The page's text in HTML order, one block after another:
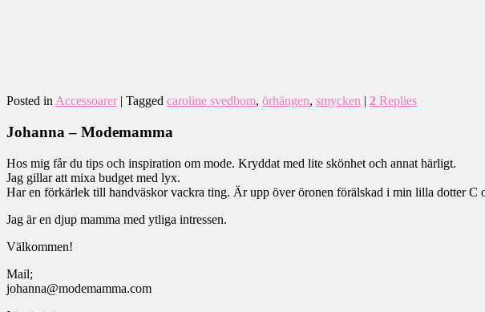
Posted in Accessoarer | Tagged caroline svedbom, örhängen, smycken | 2 Replies
Johanna – Modemamma
Hos mig får du tips och inspiration om mode. Kryddat med lite skönhet och annat härligt.
Jag gillar att mixa budget med lyx.
Har en förkärlek till handväskor vackra ting. Är upp över öronen förälskad i min lilla dotter C
Jag är en djup mamma med ytliga intressen.
Välkommen!
Mail;
johanna@modemamma.com